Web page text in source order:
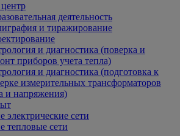
деятельность
и тиражирование
и диагностика (поверка и
приборов учета тепла)
и диагностика (подготовка к
измерительных трансформаторов
и напряжения)
электрические сети
тепловые сети